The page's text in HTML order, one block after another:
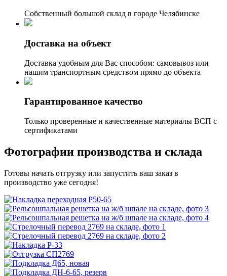
Собственный большой склад в городе Челябинске
Доставка на объект
Доставка удобным для Вас способом: самовывоз или
нашим транспортным средством прямо до объекта
Гарантированное качество
Только проверенные и качественные материалы ВСП с
сертификатами
Фотографии производства и склада
Готовы начать отгрузку или запустить ваш заказ в
производство уже сегодня!